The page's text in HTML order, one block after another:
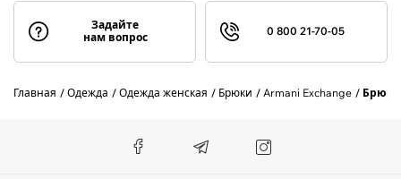
Задайте
нам вопрос
0 800 21-70-05
Главная Одежда Одежда женская Брюки Armani Exchange Брюки